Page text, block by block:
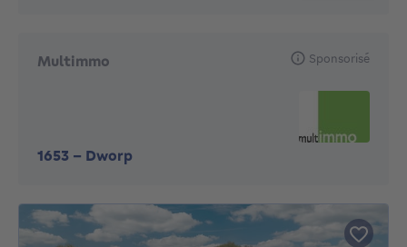
Multimmo
1653 - Dworp
Sponsorisé